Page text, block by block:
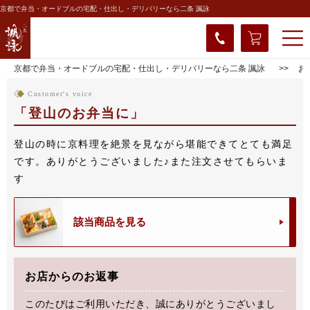
京都で弁当・オードブルの宅配・仕出し・デリバリーなら二条 諷詠
京都で弁当・オードブルの宅配・仕出し・デリバリーなら二条 諷詠 お
Customer's voice
登山のお弁当に
登山の時に京料理を絶景を見ながら堪能できてとても満足
です。ありがとうございました♪また注文させてもらいま
す
該当商品を見る
お店からのお返事
このたびはご利用いただき、誠にありがとうございまし